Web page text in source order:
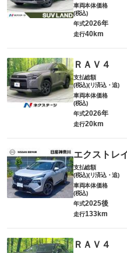
車両本体価格
(税込)
年式2026年
走行40km
ＲＡＶ４
支払総額
(税込)(リ済込・追)
車両本体価格
(税込)
年式2026年
走行20km
エクストレ
支払総額
(税込)(リ済込・追)
車両本体価格
(税込)
年式2025後
走行133km
ＲＡＶ４